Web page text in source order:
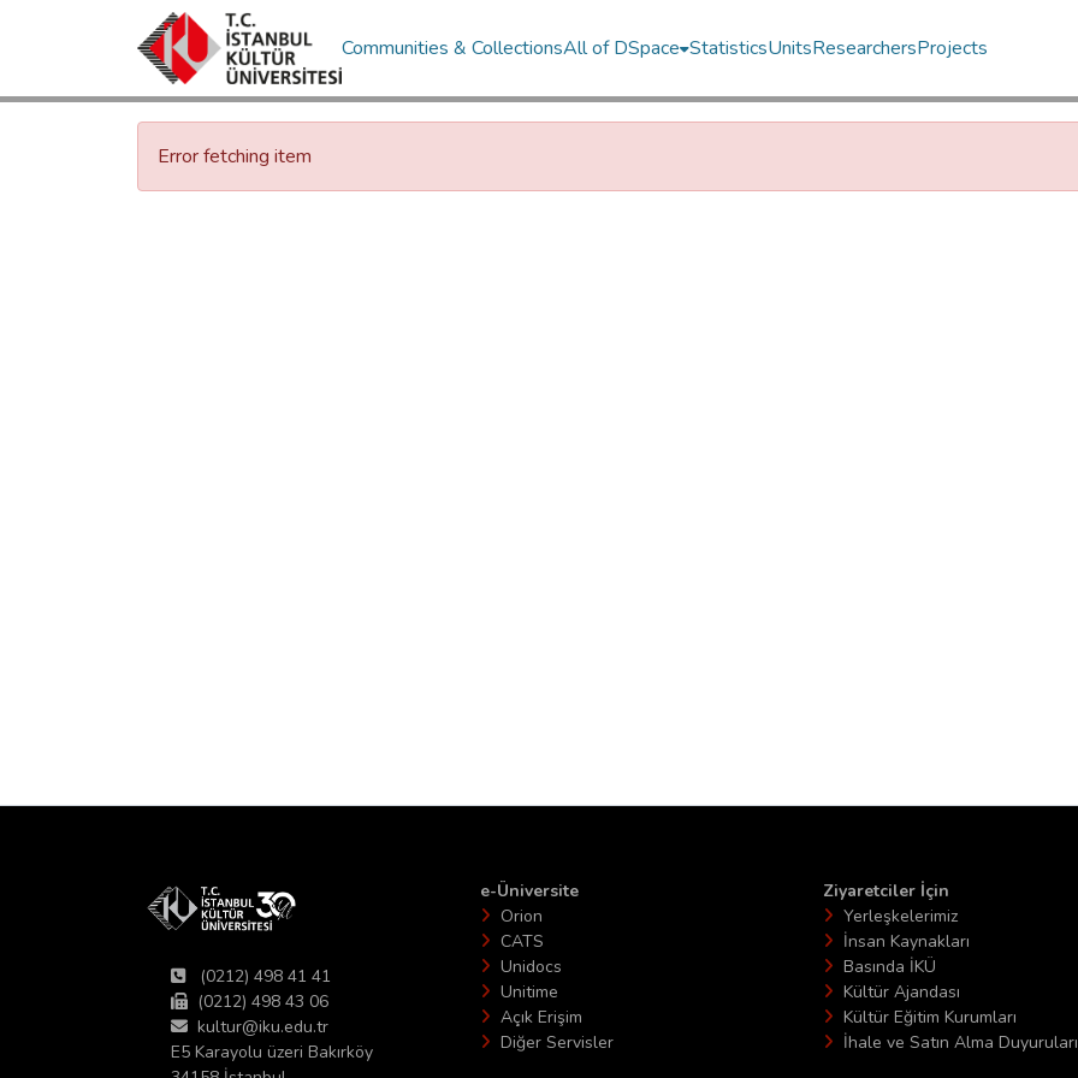
Communities & CollectionsAll of DSpace StatisticsUnitsResearchersProjects
Error fetching item
(0212) 498 41 41
(0212) 498 43 06
kultur@iku.edu.tr
E5 Karayolu üzeri Bakırköy
e-Üniversite
Orion
CATS
Unidocs
Unitime
Açık Erişim
Diğer Servisler
Ziyaretciler İçin
Yerleşkelerimiz
İnsan Kaynakları
Basında İKÜ
Kültür Ajandası
Kültür Eğitim Kurumları
İhale ve Satın Alma Duyuruları